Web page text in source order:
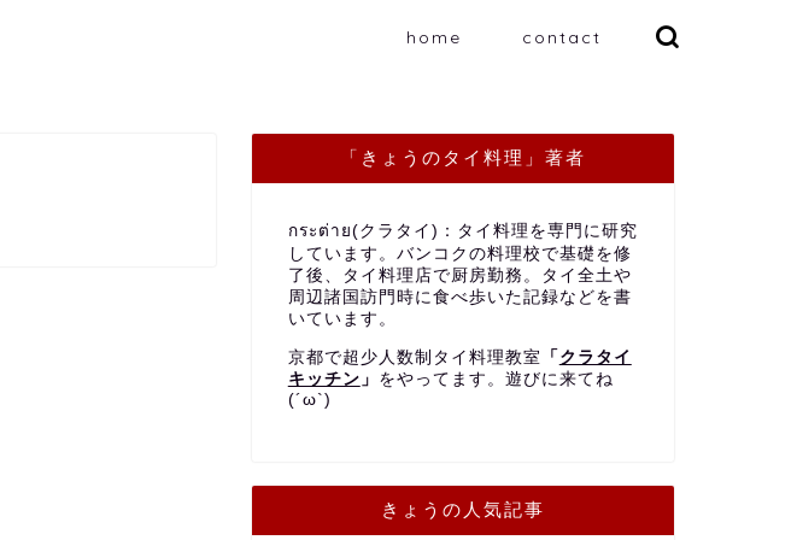
home contact
「きょうのタイ料理」著者
กระต่าย(クラタイ)：タイ料理を専門に研究
しています。バンコクの料理校で基礎を修
了後、タイ料理店で厨房勤務。タイ全土や
周辺諸国訪門時に食べ歩いた記録などを書
いています。
京都で超少人数制タイ料理教室 「 クラタイ
キッチン 」 をやってます。遊びに来てね
(´ω`)
きょうの人気記事